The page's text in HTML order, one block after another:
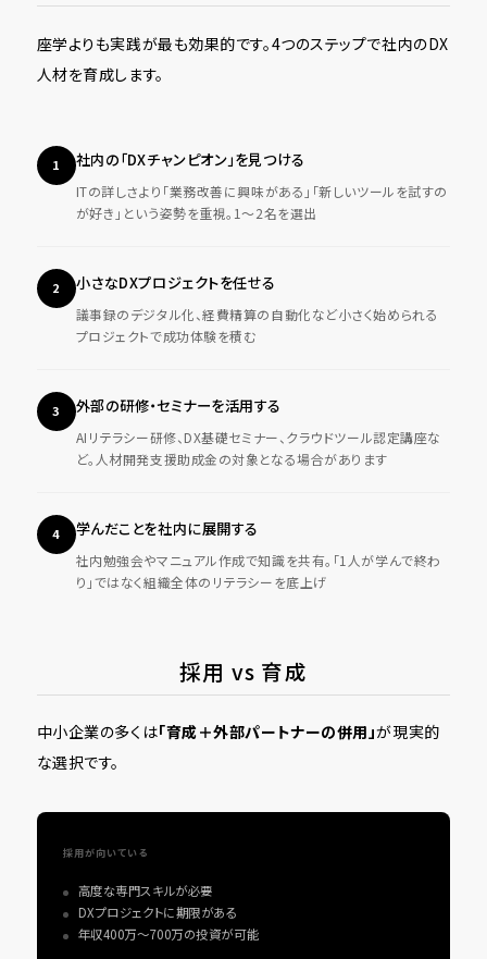
座学よりも実践が最も効果的です。4つのステップで社内のDX
人材を育成します。
1 社内の「DXチャンピオン」を見つける
ITの詳しさより「業務改善に興味がある」「新しいツールを試すの
が好き」という姿勢を重視。1〜2名を選出
2 小さなDXプロジェクトを任せる
議事録のデジタル化、経費精算の自動化など小さく始められる
プロジェクトで成功体験を積む
3 外部の研修・セミナーを活用する
AIリテラシー研修、DX基礎セミナー、クラウドツール認定講座な
ど。人材開発支援助成金の対象となる場合があります
4 学んだことを社内に展開する
社内勉強会やマニュアル作成で知識を共有。「1人が学んで終わ
り」ではなく組織全体のリテラシーを底上げ
採用 vs 育成
中小企業の多くは「育成＋外部パートナーの併用」が現実的
な選択です。
採用が向いている
高度な専門スキルが必要
DXプロジェクトに期限がある
年収400万〜700万の投資が可能